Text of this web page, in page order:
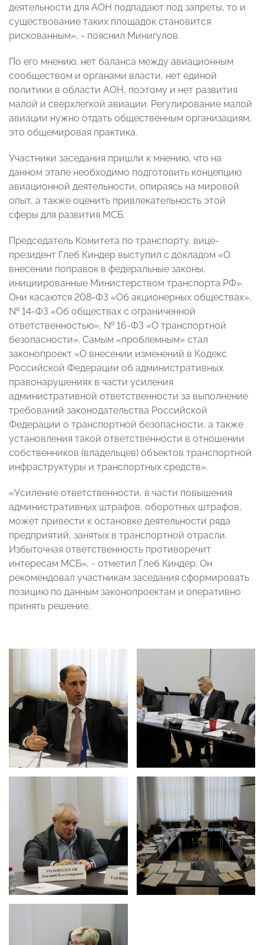
деятельности для АОН подпадают под запреты, то и
существование таких площадок становится
рискованным», - пояснил Минигулов.
По его мнению, нет баланса между авиационным
сообществом и органами власти, нет единой
политики в области АОН, поэтому и нет развития
малой и сверхлегкой авиации. Регулирование малой
авиации нужно отдать общественным организациям,
это общемировая практика.
Участники заседания пришли к мнению, что на
данном этапе необходимо подготовить концепцию
авиационной деятельности, опираясь на мировой
опыт, а также оценить привлекательность этой
сферы для развития МСБ.
Председатель Комитета по транспорту, вице-
президент Глеб Киндер выступил с докладом «О
внесении поправок в федеральные законы,
инициированные Министерством транспорта РФ».
Они касаются 208-ФЗ «Об акционерных обществах»,
№ 14-ФЗ «Об обществах с ограниченной
ответственностью», № 16-ФЗ «О транспортной
безопасности». Самым «проблемным» стал
законопроект «О внесении изменений в Кодекс
Российской Федерации об административных
правонарушениях в части усиления
административной ответственности за выполнение
требований законодательства Российской
Федерации о транспортной безопасности, а также
установления такой ответственности в отношении
собственников (владельцев) объектов транспортной
инфраструктуры и транспортных средств».
«Усиление ответственности, в части повышения
административных штрафов, оборотных штрафов,
может привести к остановке деятельности ряда
предприятий, занятых в транспортной отрасли.
Избыточная ответственность противоречит
интересам МСБ», - отметил Глеб Киндер. Он
рекомендовал участникам заседания сформировать
позицию по данным законопроектам и оперативно
принять решение.